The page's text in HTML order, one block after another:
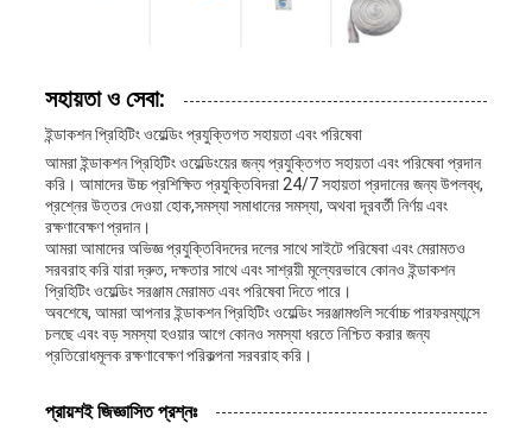
সহায়তা ও সেবা:
ইন্ডাকশন প্রিহিটিং ওয়েল্ডিং প্রযুক্তিগত সহায়তা এবং পরিষেবা
আমরা ইন্ডাকশন প্রিহিটিং ওয়েল্ডিংয়ের জন্য প্রযুক্তিগত সহায়তা এবং পরিষেবা প্রদান
করি। আমাদের উচ্চ প্রশিক্ষিত প্রযুক্তিবিদরা 24/7 সহায়তা প্রদানের জন্য উপলব্ধ,
প্রশ্নের উত্তর দেওয়া হোক,সমস্যা সমাধানের সমস্যা, অথবা দূরবর্তী নির্ণয় এবং
রক্ষণাবেক্ষণ প্রদান।
আমরা আমাদের অভিজ্ঞ প্রযুক্তিবিদদের দলের সাথে সাইটে পরিষেবা এবং মেরামতও
সরবরাহ করি যারা দ্রুত, দক্ষতার সাথে এবং সাশ্রয়ী মূল্যেরভাবে কোনও ইন্ডাকশন
প্রিহিটিং ওয়েল্ডিং সরঞ্জাম মেরামত এবং পরিষেবা দিতে পারে।
অবশেষে, আমরা আপনার ইন্ডাকশন প্রিহিটিং ওয়েল্ডিং সরঞ্জামগুলি সর্বোচ্চ পারফরম্যান্সে
চলছে এবং বড় সমস্যা হওয়ার আগে কোনও সমস্যা ধরতে নিশ্চিত করার জন্য
প্রতিরোধমূলক রক্ষণাবেক্ষণ পরিকল্পনা সরবরাহ করি।
প্রায়শই জিজ্ঞাসিত প্রশ্নঃ